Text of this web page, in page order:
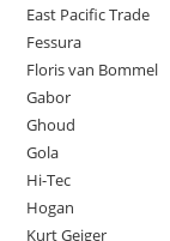
East Pacific Trade
Fessura
Floris van Bommel
Gabor
Ghoud
Gola
Hi-Tec
Hogan
Kurt Geiger